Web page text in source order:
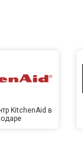
KitchenAid в